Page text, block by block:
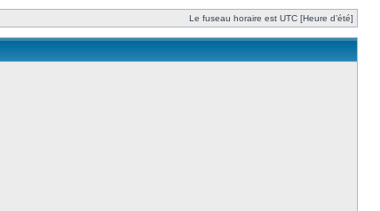
Le fuseau horaire est UTC [Heure d’été]